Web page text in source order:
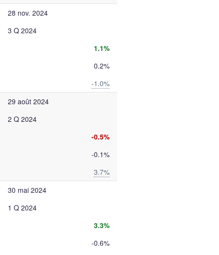
28 nov. 2024
3 Q 2024
1.1%
0.2%
-1.0%
29 août 2024
2 Q 2024
-0.5%
-0.1%
3.7%
30 mai 2024
1 Q 2024
3.3%
-0.6%